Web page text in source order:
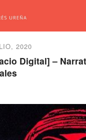
2020
Digital] –